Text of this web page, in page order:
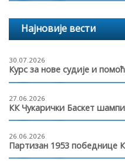
Најновије вести
30.07.2026
Курс за нове судије и
27.06.2026
КК Чукарички Баскет
26.06.2026
Партизан 1953 победнице